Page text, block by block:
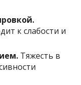
к слабости и
Тяжесть в